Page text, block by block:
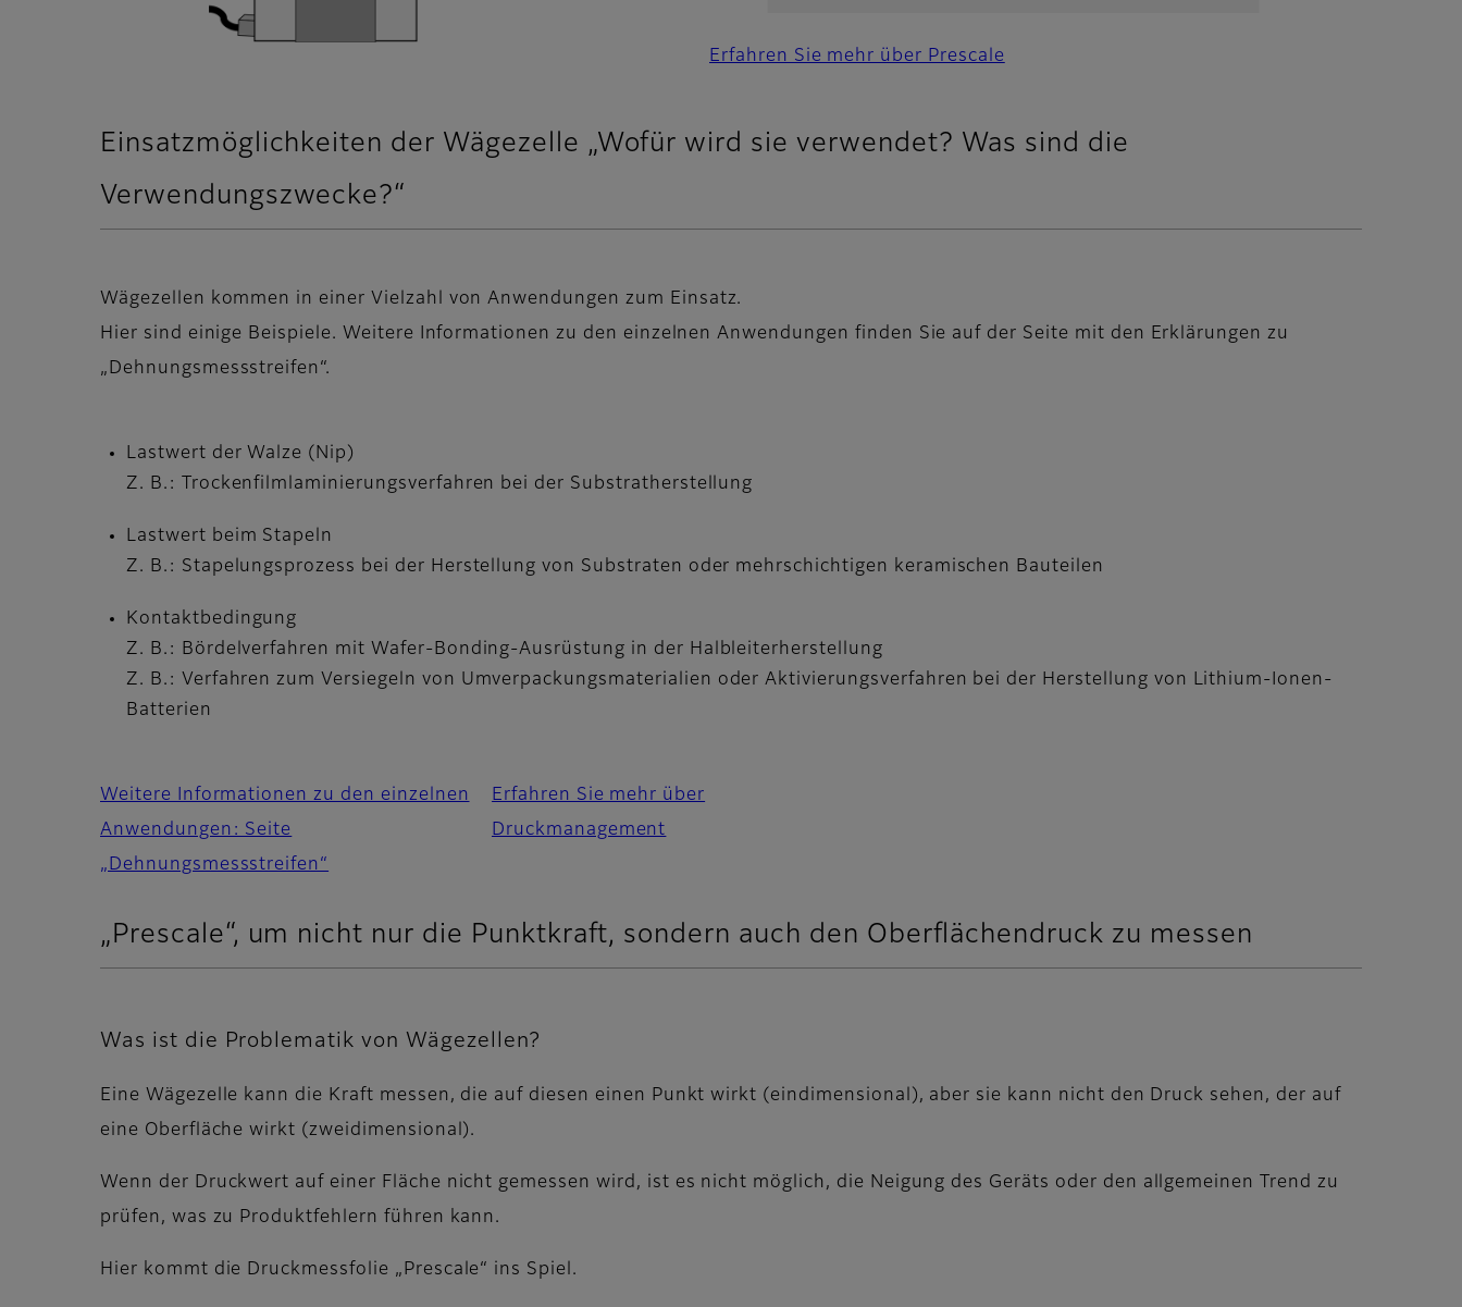
Erfahren Sie mehr über Prescale
Einsatzmöglichkeiten der Wägezelle „Wofür wird sie verwendet? Was sind die
Verwendungszwecke?“
Wägezellen kommen in einer Vielzahl von Anwendungen zum Einsatz.
Hier sind einige Beispiele. Weitere Informationen zu den einzelnen Anwendungen finden Sie auf der Seite mit den Erklärungen zu
„Dehnungsmessstreifen“.
Lastwert der Walze (Nip)
Z. B.: Trockenfilmlaminierungsverfahren bei der Substratherstellung
Lastwert beim Stapeln
Z. B.: Stapelungsprozess bei der Herstellung von Substraten oder mehrschichtigen keramischen Bauteilen
Kontaktbedingung
Z. B.: Bördelverfahren mit Wafer-Bonding-Ausrüstung in der Halbleiterherstellung
Z. B.: Verfahren zum Versiegeln von Umverpackungsmaterialien oder Aktivierungsverfahren bei der Herstellung von Lithium-Ionen-
Batterien
Weitere Informationen zu den einzelnen
Anwendungen: Seite
„Dehnungsmessstreifen“
Erfahren Sie mehr über
Druckmanagement
„Prescale“, um nicht nur die Punktkraft, sondern auch den Oberflächendruck zu messen
Was ist die Problematik von Wägezellen?
Eine Wägezelle kann die Kraft messen, die auf diesen einen Punkt wirkt (eindimensional), aber sie kann nicht den Druck sehen, der auf
eine Oberfläche wirkt (zweidimensional).
Wenn der Druckwert auf einer Fläche nicht gemessen wird, ist es nicht möglich, die Neigung des Geräts oder den allgemeinen Trend zu
prüfen, was zu Produktfehlern führen kann.
Hier kommt die Druckmessfolie „Prescale“ ins Spiel.